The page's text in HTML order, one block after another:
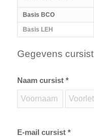
Basis BCO
Basis LEH
Gegevens cursist
Naam cursist *
E-mail cursist *